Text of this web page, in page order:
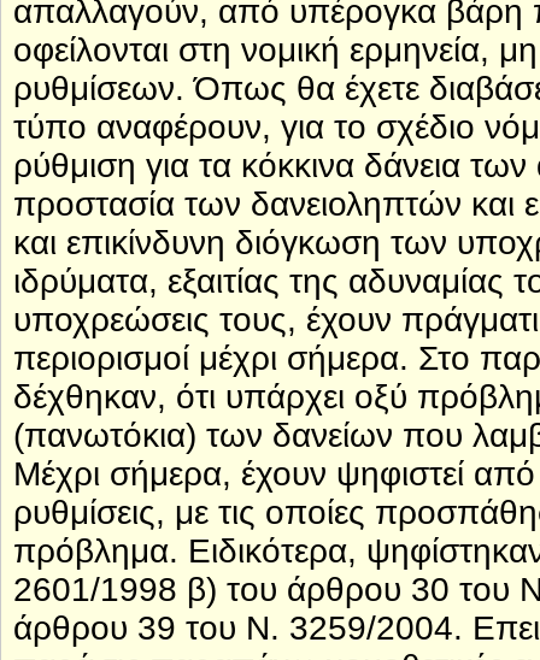
απαλλαγούν, από υπέρογκα βάρη
οφείλονται στη νομική
ρυθμίσεων. Όπως θα έχετε
τύπο αναφέρουν, για το σχέδιο
ρύθμιση για τα κόκκινα δάνεια
προστασία των δανειοληπτών και
και επικίνδυνη διόγκωση των
ιδρύματα, εξαιτίας της
υποχρεώσεις τους, έχουν
περιορισμοί μέχρι σήμερα. Στο
δέχθηκαν, ότι υπάρχει οξύ
(πανωτόκια) των δανείων που
Μέχρι σήμερα, έχουν ψηφιστεί από
ρυθμίσεις, με τις οποίες
πρόβλημα. Ειδικότερα,
2601/1998 β) του άρθρου 30 του
άρθρου 39 του Ν. 3259/2004.